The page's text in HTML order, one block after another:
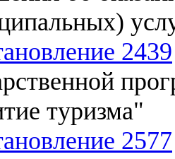
2439
туризма"
2577